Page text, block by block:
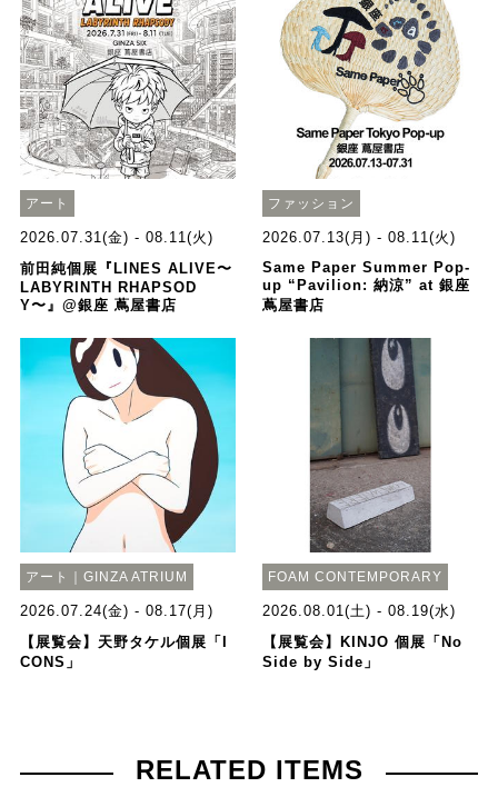
アート
2026.07.31(金) - 08.11(火)
前田純個展『LINES ALIVE〜
LABYRINTH RHAPSOD
Y〜』@銀座 蔦屋書店
ファッション
2026.07.13(月) - 08.11(火)
Same Paper Summer Pop-
up “Pavilion: 納涼” at 銀座
蔦屋書店
アート｜GINZA ATRIUM
2026.07.24(金) - 08.17(月)
【展覧会】天野タケル個展「I
CONS」
FOAM CONTEMPORARY
2026.08.01(土) - 08.19(水)
【展覧会】KINJO 個展「No
Side by Side」
RELATED ITEMS